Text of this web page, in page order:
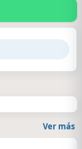
Ver más